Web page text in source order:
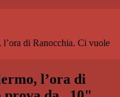
di Ranocchia. Ci vuole
l’ora di